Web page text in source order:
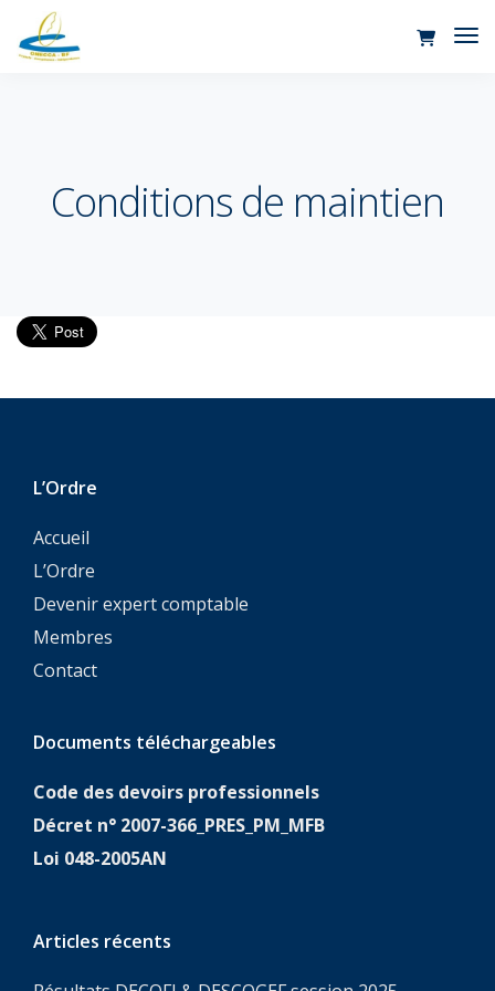
Conditions de maintien
L’Ordre
Accueil
L’Ordre
Devenir expert comptable
Membres
Contact
Documents téléchargeables
Code des devoirs professionnels
Décret n° 2007-366_PRES_PM_MFB
Loi 048-2005AN
Articles récents